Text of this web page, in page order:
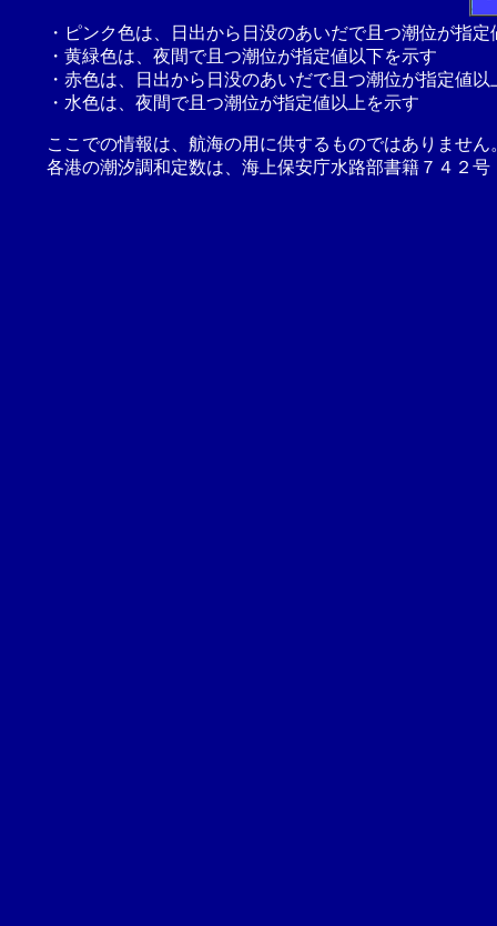
・ピンク色は、日出から日没のあいだで且つ潮位が指
・黄緑色は、夜間で且つ潮位が指定値以下を示す
・赤色は、日出から日没のあいだで且つ潮位が指定値以
・水色は、夜間で且つ潮位が指定値以上を示す
ここでの情報は、航海の用に供するものではありませ
各港の潮汐調和定数は、海上保安庁水路部書籍７４２